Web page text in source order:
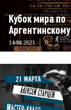
Кубок мира по
14.04.2021 0